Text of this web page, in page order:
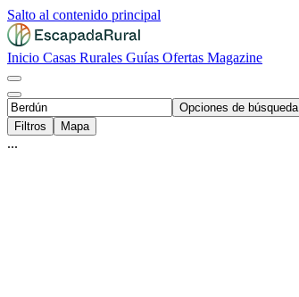
Salto al contenido principal
Inicio Casas Rurales Guías Ofertas Magazine
Opciones de búsqueda
Filtros
Mapa
...